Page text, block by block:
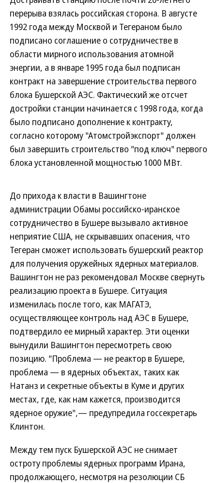
перерыва взялась российская сторона. В августе
1992 года между Москвой и Тегераном было
подписано соглашение о сотрудничестве в
области мирного использования атомной
энергии, а в январе 1995 года был подписан
контракт на завершение строительства первого
блока Бушерской АЭС. Фактический же отсчет
достройки станции начинается с 1998 года, когда
было подписано дополнение к контракту,
согласно которому "Атомстройэкспорт" должен
был завершить строительство "под ключ" первого
блока установленной мощностью 1000 МВт.
До прихода к власти в Вашингтоне
администрации Обамы российско-иранское
сотрудничество в Бушере вызывало активное
неприятие США, не скрывавших опасения, что
Тегеран сможет использовать бушерский реактор
для получения оружейных ядерных материалов.
Вашингтон не раз рекомендовал Москве свернуть
реализацию проекта в Бушере. Ситуация
изменилась после того, как МАГАТЭ,
осуществляющее контроль над АЭС в Бушере,
подтвердило ее мирный характер. Эти оценки
вынудили Вашингтон пересмотреть свою
позицию. "Проблема — не реактор в Бушере,
проблема — в ядерных объектах, таких как
Натанз и секретные объекты в Куме и других
местах, где, как нам кажется, производится
ядерное оружие",— предупредила госсекретарь
Клинтон.
Между тем пуск Бушерской АЭС не снимает
остроту проблемы ядерных программ Ирана,
продолжающего, несмотря на резолюции СБ